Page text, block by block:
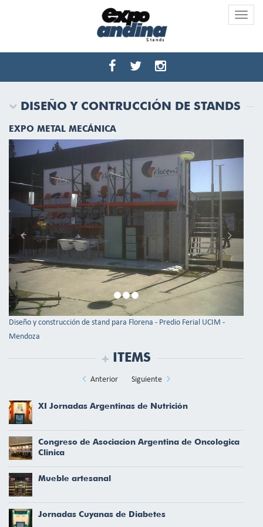
Toggle
DISEÑO Y CONTRUCCIÓN DE STANDS
EXPO METAL MECÁNICA
Previous
Diseño y construcción de stand para Florena - Predio Ferial UCIM -
Mendoza
ITEMS
Anterior Siguiente
XI Jornadas Argentinas de Nutrición
Congreso de Asociacion Argentina de Oncologica
Clinica
Mueble artesanal
Jornadas Cuyanas de Diabetes